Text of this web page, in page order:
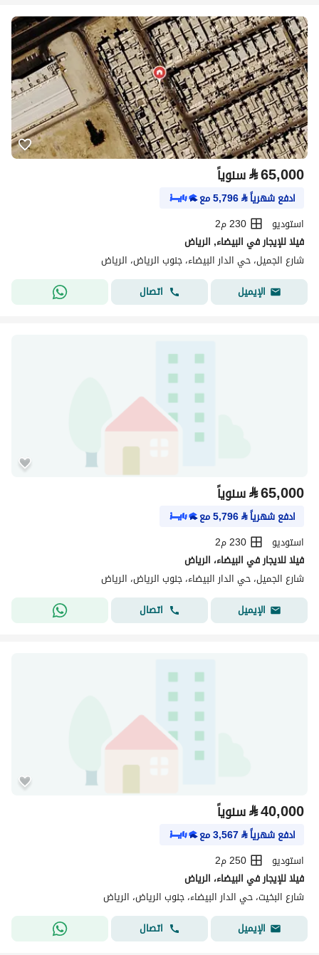
⃁65,000 سنوياً
ادفع شهرياً⃁
5,796مع
استوديو
230 م2
فيلا للإيجار في البيضاء, الرياض
شارع الجميل، حي الدار البيضاء، جنوب الرياض، الرياض
الإيميل
اتصال
⃁65,000 سنوياً
ادفع شهرياً⃁
5,796مع
استوديو
230 م2
فيلا للايجار في البيضاء، الرياض
شارع الجميل، حي الدار البيضاء، جنوب الرياض، الرياض
الإيميل
اتصال
⃁40,000 سنوياً
ادفع شهرياً⃁
3,567مع
استوديو
250 م2
فيلا للإيجار في البيضاء، الرياض
شارع البخيت، حي الدار البيضاء، جنوب الرياض، الرياض
الإيميل
اتصال